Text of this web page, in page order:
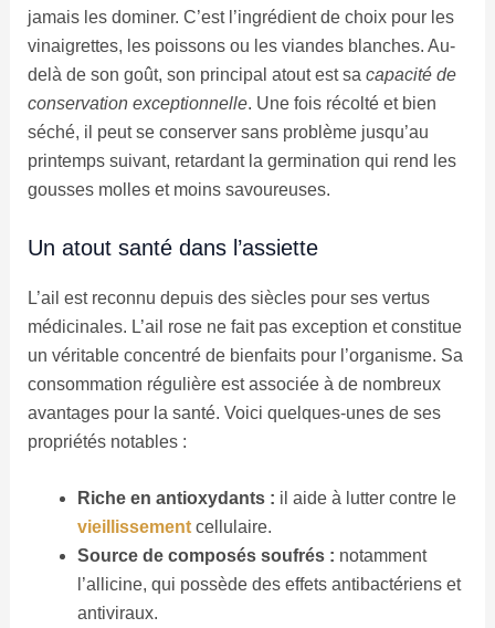
jamais les dominer. C’est l’ingrédient de choix pour les
vinaigrettes, les poissons ou les viandes blanches. Au-
delà de son goût, son principal atout est sa capacité de
conservation exceptionnelle. Une fois récolté et bien
séché, il peut se conserver sans problème jusqu’au
printemps suivant, retardant la germination qui rend les
gousses molles et moins savoureuses.
Un atout santé dans l’assiette
L’ail est reconnu depuis des siècles pour ses vertus
médicinales. L’ail rose ne fait pas exception et constitue
un véritable concentré de bienfaits pour l’organisme. Sa
consommation régulière est associée à de nombreux
avantages pour la santé. Voici quelques-unes de ses
propriétés notables :
Riche en antioxydants : il aide à lutter contre le
vieillissementcellulaire.
Source de composés soufrés : notamment
l’allicine, qui possède des effets antibactériens et
antiviraux.